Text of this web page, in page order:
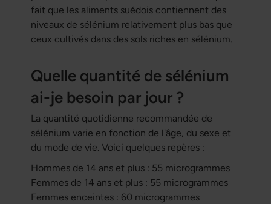
fait que les aliments suédois contiennent des
niveaux de sélénium relativement plus bas que
ceux cultivés dans des sols riches en sélénium.
Quelle quantité de sélénium
ai-je besoin par jour ?
La quantité quotidienne recommandée de
sélénium varie en fonction de l'âge, du sexe et
du mode de vie. Voici quelques repères :
Hommes de 14 ans et plus : 55 microgrammes
Femmes de 14 ans et plus : 55 microgrammes
Femmes enceintes : 60 microgrammes